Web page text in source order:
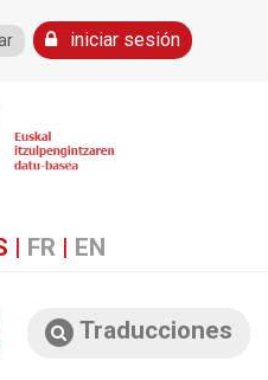
iniciar sesión
| FR | EN
Traducciones